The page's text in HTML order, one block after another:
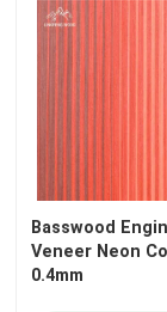
Basswood
Veneer Neon
0.4mm